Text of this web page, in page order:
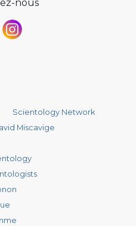
nous
Scientology Network
Miscavige